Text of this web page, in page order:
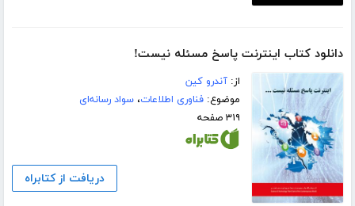
دانلود کتاب اینترنت پاسخ مسئله نیست!
از:آندرو کین
موضوع:فناوری اطلاعات،سواد رسانه‌ای
۳۱۹ صفحه
دریافت از کتابراه